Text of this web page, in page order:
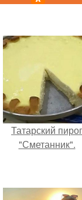
Татарский пирог
"Сметанник".